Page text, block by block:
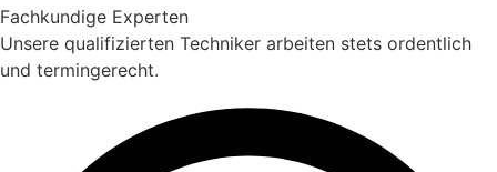
Fachkundige Experten
Unsere qualifizierten Techniker arbeiten stets ordentlich
und termingerecht.